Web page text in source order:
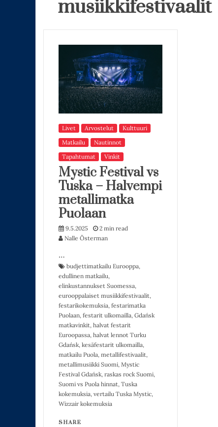
musiikkifestivaalit
Livet Arvostelut
Kulttuuri
Matkailu
Nautinnot
Tapahtumat
Vinkit
Mystic Festival vs
Tuska – Halvempi
metallimatka
Puolaan
9.5.2025
2 min read
Nalle Österman
…
budjettimatkailu Eurooppa,
edullinen matkailu,
elinkustannukset Suomessa,
eurooppalaiset musiikkifestivaalit,
festarikokemuksia, festarimatka
Puolaan, festarit ulkomailla, Gdańsk
matkavinkit, halvat festarit
Euroopassa, halvat lennot Turku
Gdańsk, kesäfestarit ulkomailla,
matkailu Puola, metallifestivaalit,
metallimusiikki Suomi, Mystic
Festival Gdańsk, raskas rock Suomi,
Suomi vs Puola hinnat, Tuska
kokemuksia, vertailu Tuska Mystic,
Wizzair kokemuksia
SHARE